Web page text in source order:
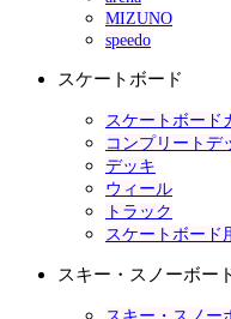
MIZUNO
speedo
スケートボード
スケートボード
コンプリートデ
デッキ
ウィール
トラック
スケートボード
スキー・スノーボー